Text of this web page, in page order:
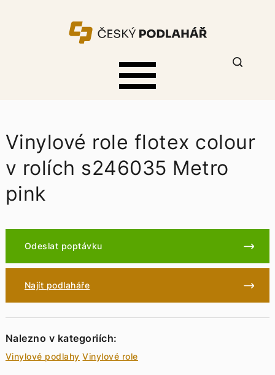
Vinylové role flotex colour
v rolích s246035 Metro
pink
Odeslat poptávku
Najít podlaháře
Nalezno v kategoriích:
Vinylové podlahy Vinylové role